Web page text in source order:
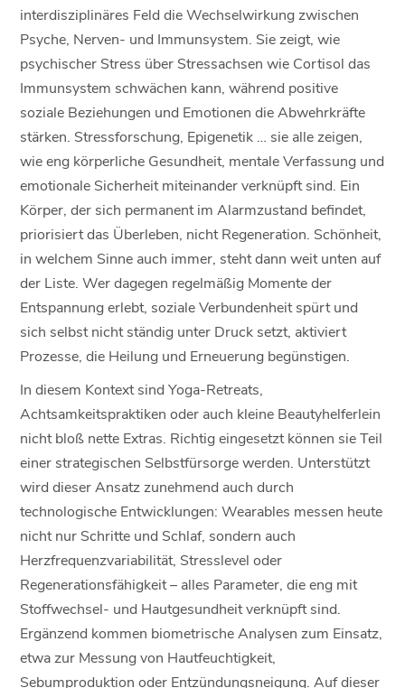
interdisziplinäres Feld die Wechselwirkung zwischen
Psyche, Nerven- und Immunsystem. Sie zeigt, wie
psychischer Stress über Stressachsen wie Cortisol das
Immunsystem schwächen kann, während positive
soziale Beziehungen und Emotionen die Abwehrkräfte
stärken. Stressforschung, Epigenetik … sie alle zeigen,
wie eng körperliche Gesundheit, mentale Verfassung und
emotionale Sicherheit miteinander verknüpft sind. Ein
Körper, der sich permanent im Alarmzustand befindet,
priorisiert das Überleben, nicht Regeneration. Schönheit,
in welchem Sinne auch immer, steht dann weit unten auf
der Liste. Wer dagegen regelmäßig Momente der
Entspannung erlebt, soziale Verbundenheit spürt und
sich selbst nicht ständig unter Druck setzt, aktiviert
Prozesse, die Heilung und Erneuerung begünstigen.
In diesem Kontext sind Yoga-Retreats,
Achtsamkeitspraktiken oder auch kleine Beautyhelferlein
nicht bloß nette Extras. Richtig eingesetzt können sie Teil
einer strategischen Selbstfürsorge werden. Unterstützt
wird dieser Ansatz zunehmend auch durch
technologische Entwicklungen: Wearables messen heute
nicht nur Schritte und Schlaf, sondern auch
Herzfrequenzvariabilität, Stresslevel oder
Regenerationsfähigkeit – alles Parameter, die eng mit
Stoffwechsel- und Hautgesundheit verknüpft sind.
Ergänzend kommen biometrische Analysen zum Einsatz,
etwa zur Messung von Hautfeuchtigkeit,
Sebumproduktion oder Entzündungsneigung. Auf dieser